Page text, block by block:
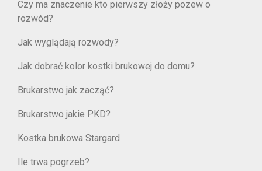
Czy ma znaczenie kto pierwszy złoży pozew o
rozwód?
Jak wyglądają rozwody?
Jak dobrać kolor kostki brukowej do domu?
Brukarstwo jak zacząć?
Brukarstwo jakie PKD?
Kostka brukowa Stargard
Ile trwa pogrzeb?